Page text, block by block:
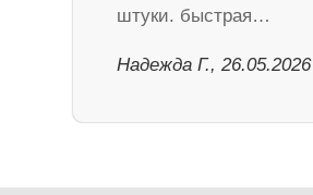
штуки. быстрая…
Надежда Г., 26.05.2026